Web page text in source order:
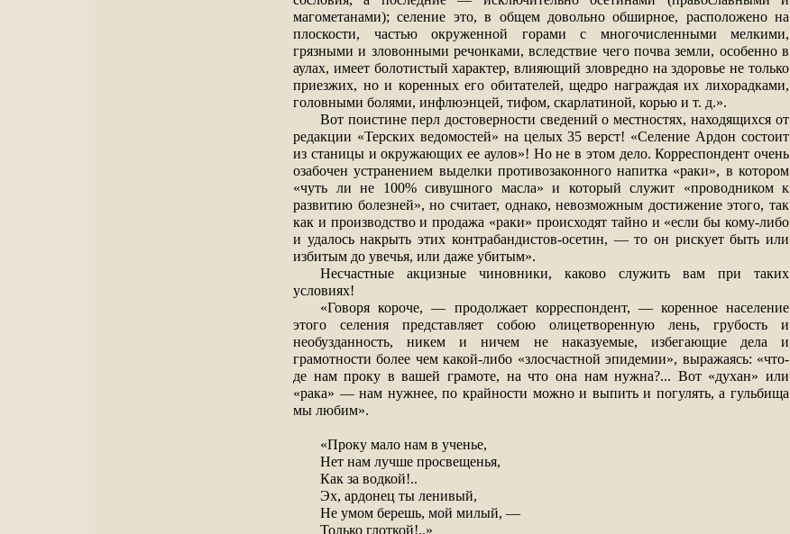
магометанами); селение это, в общем довольно обширное, расположено на
плоскости, частью окруженной горами с многочисленными мелкими,
грязными и зловонными речонками, вследствие чего почва земли, особенно в
аулах, имеет болотистый характер, влияющий зловредно на здоровье не только
приезжих, но и коренных его обитателей, щедро награждая их лихорадками,
головными болями, инфлюэнцей, тифом, скарлатиной, корью и т. д.».
Вот поистине перл достоверности сведений о местностях, находящихся от
редакции «Терских ведомостей» на целых 35 верст! «Селение Ардон состоит
из станицы и окружающих ее аулов»! Но не в этом дело. Корреспондент очень
озабочен устранением выделки противозаконного напитка «раки», в котором
«чуть ли не 100% сивушного масла» и который служит «проводником к
развитию болезней», но считает, однако, невозможным достижение этого, так
как и производство и продажа «раки» происходят тайно и «если бы кому-либо
и удалось накрыть этих контрабандистов-осетин, — то он рискует быть или
избитым до увечья, или даже убитым».
Несчастные акцизные чиновники, каково служить вам при таких
условиях!
«Говоря короче, — продолжает корреспондент, — коренное население
этого селения представляет собою олицетворенную лень, грубость и
необузданность, никем и ничем не наказуемые, избегающие дела и
грамотности более чем какой-либо «злосчастной эпидемии», выражаясь: «что-
де нам проку в вашей грамоте, на что она нам нужна?... Вот «духан» или
«рака» — нам нужнее, по крайности можно и выпить и погулять, а гульбища
мы любим».
«Проку мало нам в ученье,
Нет нам лучше просвещенья,
Как за водкой!..
Эх, ардонец ты ленивый,
Не умом берешь, мой милый, —
Только глоткой!..»